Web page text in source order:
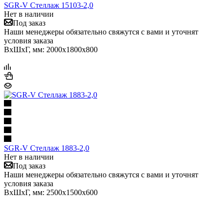
SGR-V Стеллаж 15103-2,0
Нет в наличии
Под заказ
Наши менеджеры обязательно свяжутся с вами и уточнят
условия заказа
ВхШхГ, мм: 2000x1800x800
SGR-V Стеллаж 1883-2,0
Нет в наличии
Под заказ
Наши менеджеры обязательно свяжутся с вами и уточнят
условия заказа
ВхШхГ, мм: 2500x1500x600